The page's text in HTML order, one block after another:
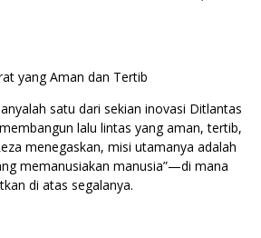
yang Aman dan Tertib
satu dari sekian inovasi Ditlantas
lalu lintas yang aman, tertib,
menegaskan, misi utamanya adalah
memanusiakan manusia”—di mana
di atas segalanya.